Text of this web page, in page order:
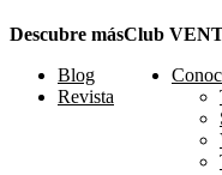
Descubre más
Blog
Revista
Club